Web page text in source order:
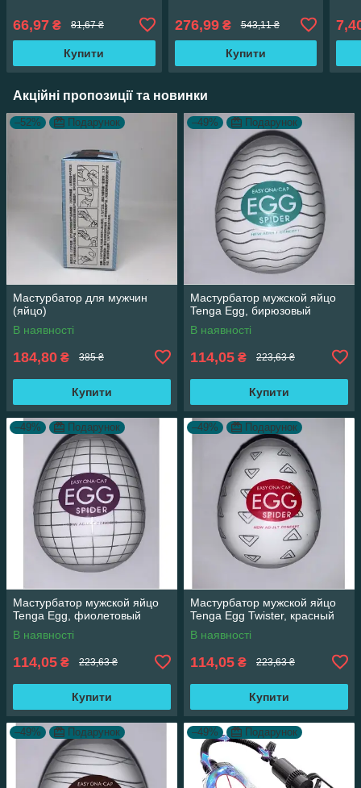
66,97 ₴ 81,67 ₴
Купити
276,99₴ 543,11 ₴
Купити
Акційні пропозиції та новинки
–52% Подарунок
Мастурбатор для мужчин
(яйцо)
В наявності
184,80 ₴ 385 ₴
Купити
–49% Подарунок
Мастурбатор мужской яйцо
Tenga Egg, бирюзовый
В наявності
114,05 ₴ 223,63 ₴
Купити
–49% Подарунок
Мастурбатор мужской яйцо
Tenga Egg, фиолетовый
В наявності
114,05 ₴ 223,63 ₴
Купити
–49% Подарунок
Мастурбатор мужской яйцо
Tenga Egg Twister, красный
В наявності
114,05 ₴ 223,63 ₴
Купити
–49% Подарунок –49% Подарунок